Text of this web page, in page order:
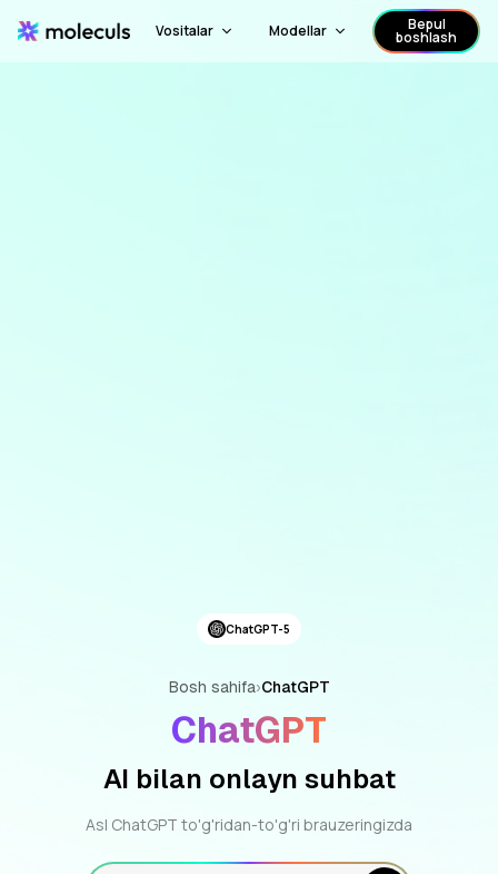
Vositalar Modellar Bepul
boshlash
ChatGPT-5
Bosh sahifa›ChatGPT
ChatGPT
AI bilan onlayn suhbat
Asl ChatGPT to'g'ridan-to'g'ri brauzeringizda